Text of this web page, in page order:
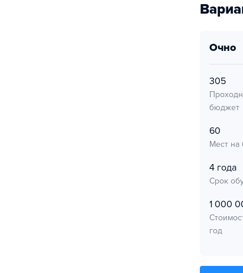
очно
305
бюджет
60
Мест
4 года
Срок
1 000
год